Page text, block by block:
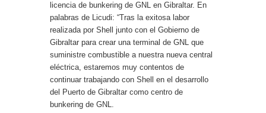
licencia de bunkering de GNL en Gibraltar. En
palabras de Licudi: “Tras la exitosa labor
realizada por Shell junto con el Gobierno de
Gibraltar para crear una terminal de GNL que
suministre combustible a nuestra nueva central
eléctrica, estaremos muy contentos de
continuar trabajando con Shell en el desarrollo
del Puerto de Gibraltar como centro de
bunkering de GNL.